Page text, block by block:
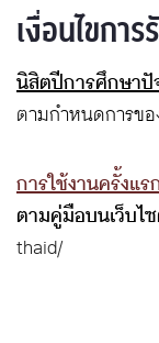
เงื่อนไขกา
นิสิตปีการศึกษา
ตามกำหนดการข
การใช้งานครั้งแร
ตามคู่มือบนเว็บไ
thaid/